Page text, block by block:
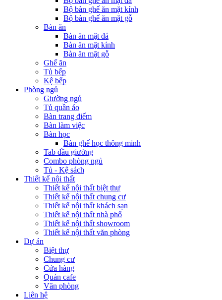
Bộ bàn ghế ăn mặt kính
Bộ bàn ghế ăn mặt gỗ
Bàn ăn
Bàn ăn mặt đá
Bàn ăn mặt kính
Bàn ăn mặt gỗ
Ghế ăn
Tủ bếp
Kệ bếp
Phòng ngủ
Giường ngủ
Tủ quần áo
Bàn trang điểm
Bàn làm việc
Bàn học
Bàn ghế học thông minh
Tab đầu giường
Combo phòng ngủ
Tủ - Kệ sách
Thiết kế nội thất
Thiết kế nội thất biệt thự
Thiết kế nội thất chung cư
Thiết kế nội thất khách sạn
Thiết kế nội thất nhà phố
Thiết kế nội thất showroom
Thiết kế nội thất văn phòng
Dự án
Biệt thự
Chung cư
Cửa hàng
Quán cafe
Văn phòng
Liên hệ